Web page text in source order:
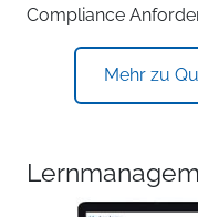
Compliance
Mehr zu